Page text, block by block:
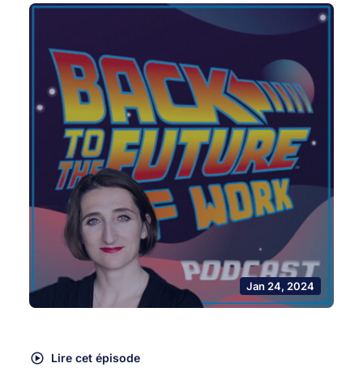
Jan 24, 2024
Lire cet épisode